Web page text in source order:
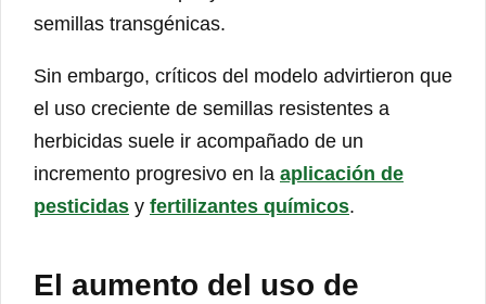
semillas transgénicas.
Sin embargo, críticos del modelo advirtieron que
el uso creciente de semillas resistentes a
herbicidas suele ir acompañado de un
incremento progresivo en la aplicación de
pesticidas y fertilizantes químicos.
El aumento del uso de